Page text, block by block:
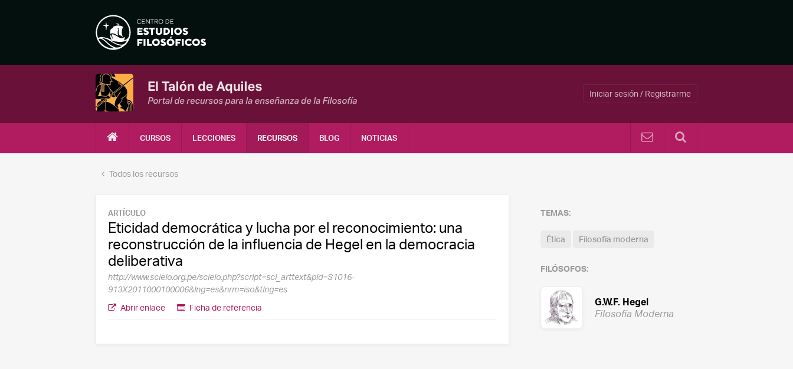
Iniciar sesión / Registrarme
CURSOS LECCIONES RECURSOS BLOG NOTICIAS
Todos los recursos
ARTÍCULO
Eticidad democrática y lucha por el reconocimiento: una
reconstrucción de la influencia de Hegel en la democracia
deliberativa
http://www.scielo.org.pe/scielo.php?script=sci_arttext&pid=S1016-
913X2011000100006&lng=es&nrm=iso&tlng=es
Abrir enlace
Ficha de referencia
TEMAS:
Ética Filosofía moderna
FILÓSOFOS:
G.W.F. Hegel
Filosofía Moderna